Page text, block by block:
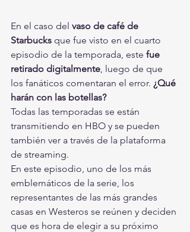
En el caso del vaso de café de
Starbucks que fue visto en el cuarto
episodio de la temporada, este fue
retirado digitalmente , luego de que
los fanáticos comentaran el error. ¿Qué
harán con las botellas?
Todas las temporadas se están
transmitiendo en HBO y se pueden
también ver a través de la plataforma
de streaming.
En este episodio, uno de los más
emblemáticos de la serie, los
representantes de las más grandes
casas en Westeros se reúnen y deciden
que es hora de elegir a su próximo